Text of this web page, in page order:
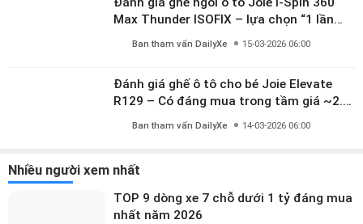
Max Thunder ISOFIX – lựa chọn “1 lần
dùng đến 12 năm” có đáng giá gần 9
Ban tham vấn DailyXe 15-03-2026 06:00
Đánh giá ghế ô tô cho bé Joie Elevate
R129 – Có đáng mua trong tầm giá ~2.8
Ban tham vấn DailyXe 14-03-2026 06:00
Nhiều người xem nhất
TOP 9 dòng xe 7 chỗ dưới 1 tỷ đáng mua
nhất năm 2026